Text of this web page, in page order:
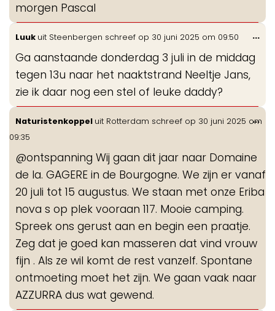
morgen Pascal
Luuk uit Steenbergen schreef op 30 juni 2025 om 09:50
Ga aanstaande donderdag 3 juli in de middag
tegen 13u naar het naaktstrand Neeltje Jans,
zie ik daar nog een stel of leuke daddy?
...
Naturistenkoppel uit Rotterdam schreef op 30 juni 2025 om
09:35
@ontspanning Wij gaan dit jaar naar Domaine
de la. GAGERE in de Bourgogne. We zijn er vanaf
20 juli tot 15 augustus. We staan met onze Eriba
nova s op plek vooraan 117. Mooie camping.
Spreek ons gerust aan en begin een praatje.
Zeg dat je goed kan masseren dat vind vrouw
fijn . Als ze wil komt de rest vanzelf. Spontane
ontmoeting moet het zijn. We gaan vaak naar
AZZURRA dus wat gewend.
...